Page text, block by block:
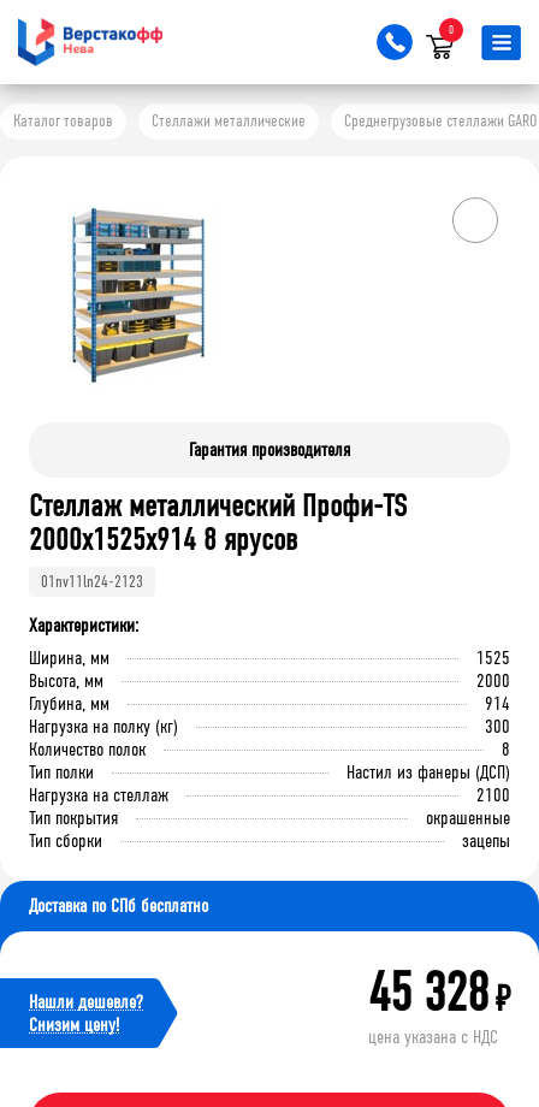
0
Каталог товаров Стеллажи металлические Среднегрузовые стеллажи GARO
Гарантия производителя
Стеллаж металлический Профи-TS
2000х1525х914 8 ярусов
01nv11ln24-2123
Характеристики:
Ширина, мм
1525
Высота, мм
2000
Глубина, мм
914
Нагрузка на полку (кг)
300
Количество полок
8
Тип полки
Настил из фанеры (ДСП)
Нагрузка на стеллаж
2100
Тип покрытия
окрашенные
Тип сборки
зацепы
Доставка по СПб бесплатно
Нашли дешевле?
Cнизим цену!
45 328₽
цена указана с НДС